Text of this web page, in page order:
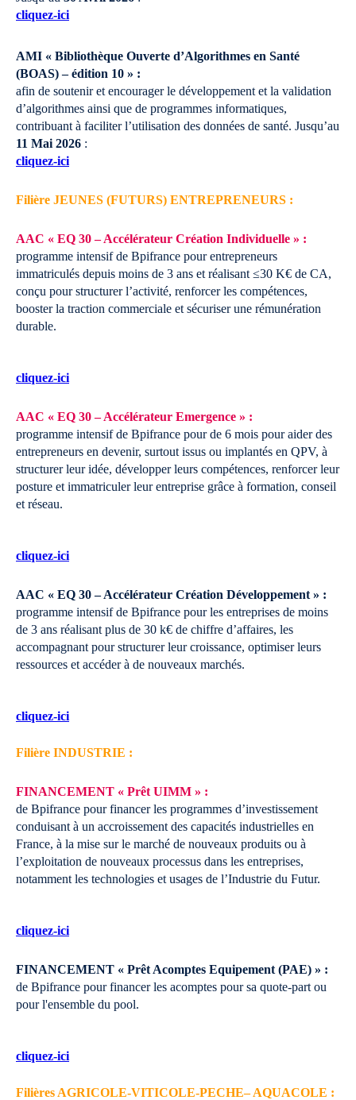
cliquez-ici
AMI « Bibliothèque Ouverte d’Algorithmes en Santé
(BOAS) – édition 10 » :
afin de soutenir et encourager le développement et la validation
d’algorithmes ainsi que de programmes informatiques,
contribuant à faciliter l’utilisation des données de santé. Jusqu’au
11 Mai 2026 :
cliquez-ici
Filière JEUNES (FUTURS) ENTREPRENEURS :
AAC « EQ 30 – Accélérateur Création Individuelle » :
programme intensif de Bpifrance pour entrepreneurs
immatriculés depuis moins de 3 ans et réalisant ≤30 K€ de CA,
conçu pour structurer l’activité, renforcer les compétences,
booster la traction commerciale et sécuriser une rémunération
durable.
cliquez-ici
AAC « EQ 30 – Accélérateur Emergence » :
programme intensif de Bpifrance pour de 6 mois pour aider des
entrepreneurs en devenir, surtout issus ou implantés en QPV, à
structurer leur idée, développer leurs compétences, renforcer leur
posture et immatriculer leur entreprise grâce à formation, conseil
et réseau.
cliquez-ici
AAC « EQ 30 – Accélérateur Création Développement » :
programme intensif de Bpifrance pour les entreprises de moins
de 3 ans réalisant plus de 30 k€ de chiffre d’affaires, les
accompagnant pour structurer leur croissance, optimiser leurs
ressources et accéder à de nouveaux marchés.
cliquez-ici
Filière INDUSTRIE :
FINANCEMENT « Prêt UIMM » :
de Bpifrance pour financer les programmes d’investissement
conduisant à un accroissement des capacités industrielles en
France, à la mise sur le marché de nouveaux produits ou à
l’exploitation de nouveaux processus dans les entreprises,
notamment les technologies et usages de l’Industrie du Futur.
cliquez-ici
FINANCEMENT « Prêt Acomptes Equipement (PAE) » :
de Bpifrance pour financer les acomptes pour sa quote-part ou
pour l'ensemble du pool.
cliquez-ici
Filières AGRICOLE-VITICOLE-PECHE– AQUACOLE :